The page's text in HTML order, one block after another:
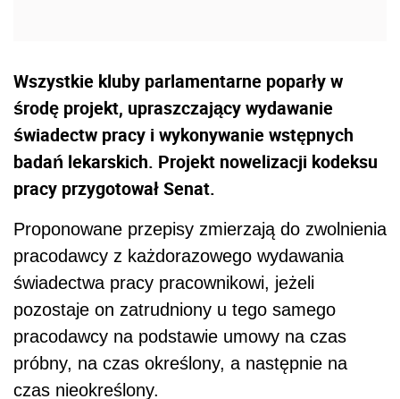
Wszystkie kluby parlamentarne poparły w
środę projekt, upraszczający wydawanie
świadectw pracy i wykonywanie wstępnych
badań lekarskich. Projekt nowelizacji kodeksu
pracy przygotował Senat.
Proponowane przepisy zmierzają do zwolnienia
pracodawcy z każdorazowego wydawania
świadectwa pracy pracownikowi, jeżeli
pozostaje on zatrudniony u tego samego
pracodawcy na podstawie umowy na czas
próbny, na czas określony, a następnie na
czas nieokreślony.